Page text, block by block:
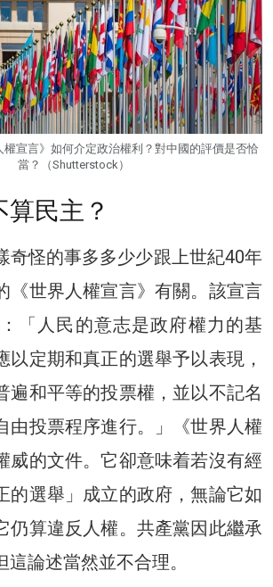
宣言》如何介定政治權利？對中國的評價是否恰
當？（Shutterstock）
民主？
奇怪的事多多少少跟上世紀40年
《世界人權宣言》有關。該宣言
「人民的意志是政府權力的基
以定期和真正的選舉予以表現，
遍和平等的投票權，並以不記名
由投票程序進行。」《世界人權
威的文件。它卻意味着若沒有經
的選舉」成立的政府，無論它如
仍算違反人權。共產黨因此繼承
論述當然並不合理。